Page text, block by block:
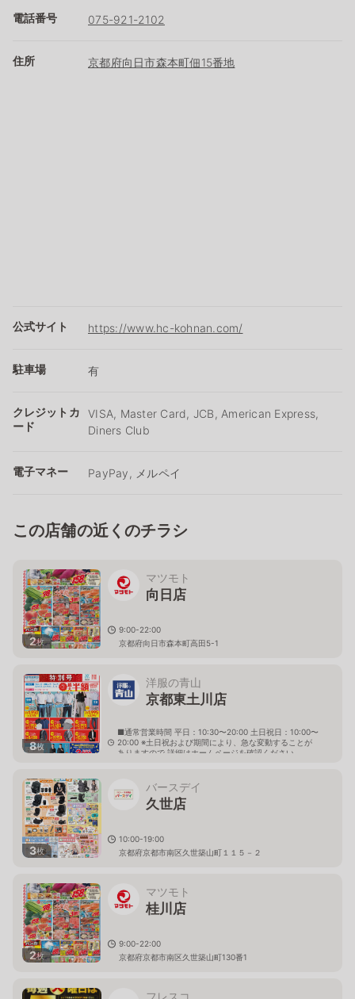
電話番号 075-921-2102
住所 京都府向日市森本町佃15番地
公式サイト https://www.hc-kohnan.com/
駐車場 有
クレジットカ
ード
VISA, Master Card, JCB, American Express,
Diners Club
電子マネー PayPay, メルペイ
この店舗の近くのチラシ
2枚
マツモト
向日店
9:00-22:00
京都府向日市森本町高田5-1
8枚
洋服の青山
京都東土川店
■通常営業時間 平日：10:30〜20:00 土日祝日：10:00〜
20:00 ※土日祝および期間により、急な変動することが
ありますので 詳細はホームページを確認ください
3枚
バースデイ
久世店
10:00-19:00
京都府京都市南区久世築山町１１５－２
2枚
マツモト
桂川店
9:00-22:00
京都府京都市南区久世築山町130番1
フレスコ